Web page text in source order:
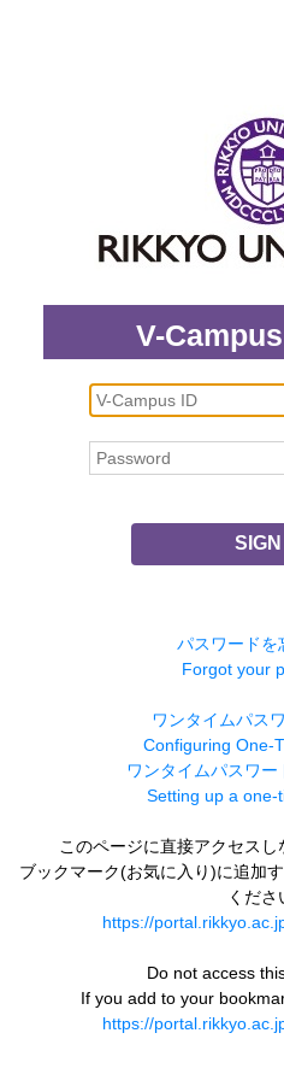
V-
SIGN
パスワードを
Forgot your
ワンタイムパス
Configuring One-
ワンタイムパスワー
Setting up a one-
このページに直接アクセスし
ブックマーク(お気に入り)に追加
くださ
https://
Do not access
If you add to your
https://